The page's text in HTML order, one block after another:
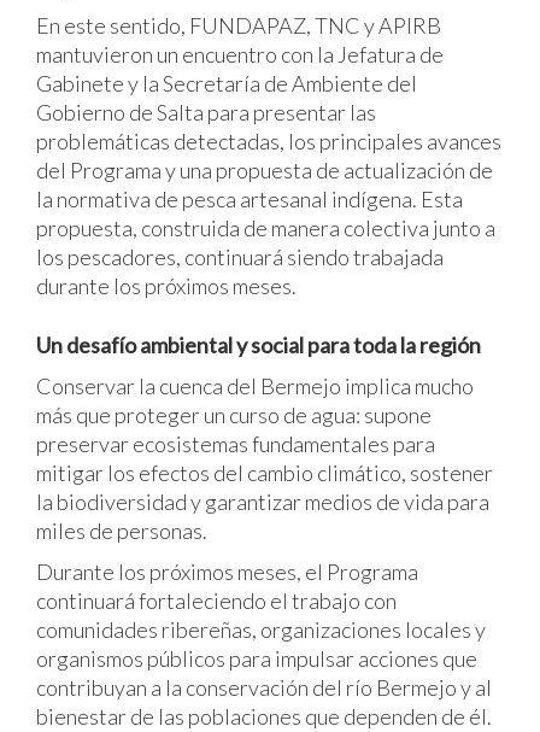
En este sentido, FUNDAPAZ, TNC y APIRB
mantuvieron un encuentro con la Jefatura de
Gabinete y la Secretaría de Ambiente del
Gobierno de Salta para presentar las
problemáticas detectadas, los principales avances
del Programa y una propuesta de actualización de
la normativa de pesca artesanal indígena. Esta
propuesta, construida de manera colectiva junto a
los pescadores, continuará siendo trabajada
durante los próximos meses.
Un desafío ambiental y social para toda la región
Conservar la cuenca del Bermejo implica mucho
más que proteger un curso de agua: supone
preservar ecosistemas fundamentales para
mitigar los efectos del cambio climático, sostener
la biodiversidad y garantizar medios de vida para
miles de personas.
Durante los próximos meses, el Programa
continuará fortaleciendo el trabajo con
comunidades ribereñas, organizaciones locales y
organismos públicos para impulsar acciones que
contribuyan a la conservación del río Bermejo y al
bienestar de las poblaciones que dependen de él.